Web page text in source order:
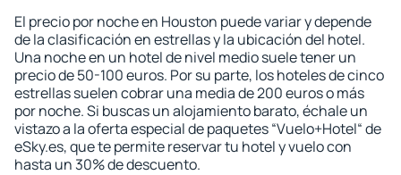
El precio por noche en Houston puede variar y depende
de la clasificación en estrellas y la ubicación del hotel.
Una noche en un hotel de nivel medio suele tener un
precio de 50-100 euros. Por su parte, los hoteles de cinco
estrellas suelen cobrar una media de 200 euros o más
por noche. Si buscas un alojamiento barato, échale un
vistazo a la oferta especial de paquetes “Vuelo+Hotel“ de
eSky.es, que te permite reservar tu hotel y vuelo con
hasta un 30% de descuento.